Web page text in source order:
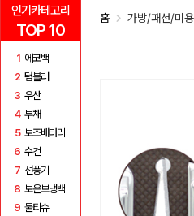
인기카테고리
TOP 10
1 에코백
2 텀블러
3 우산
4 부채
5 보조배터리
6 수건
7 선풍기
8 보온보냉백
9 물티슈
홈 가방/패션/미